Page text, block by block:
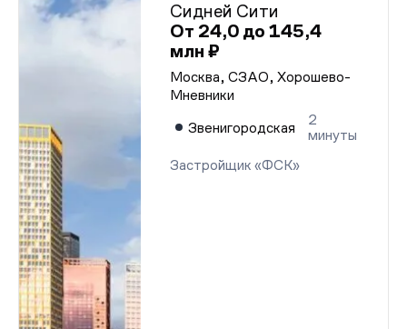
Сидней Сити
От 24,0 до 145,4
млн ₽
Москва, СЗАО, Хорошево-
Мневники
Звенигородская
2
минуты
Застройщик «ФСК»